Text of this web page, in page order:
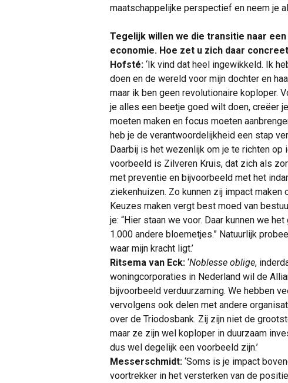
maatschappelijke perspectief en neem je
Tegelijk willen we die transitie naar
economie. Hoe zet u zich daar
Hofsté: ‘Ik vind dat heel ingewikkeld. Ik
doen en de wereld voor mijn dochter en
maar ik ben geen revolutionaire koploper.
je alles een beetje goed wilt doen, creëer
moeten maken en focus moeten
heb je de verantwoordelijkheid een stap
Daarbij is het wezenlijk om je te richten
voorbeeld is Zilveren Kruis, dat zich als
met preventie en bijvoorbeeld met het
ziekenhuizen. Zo kunnen zij impact
Keuzes maken vergt best moed van
je: “Hier staan we voor. Daar kunnen we
1.000 andere bloemetjes.” Natuurlijk
waar mijn kracht ligt.’
Ritsema van Eck: ‘Noblesse oblige,
woningcorporaties in Nederland wil de
bijvoorbeeld verduurzaming. We hebben
vervolgens ook delen met andere
over de Triodosbank. Zij zijn niet de
maar ze zijn wel koploper in duurzaam
dus wel degelijk een voorbeeld zijn.’
Messerschmidt: ‘Soms is je impact
voortrekker in het versterken van de